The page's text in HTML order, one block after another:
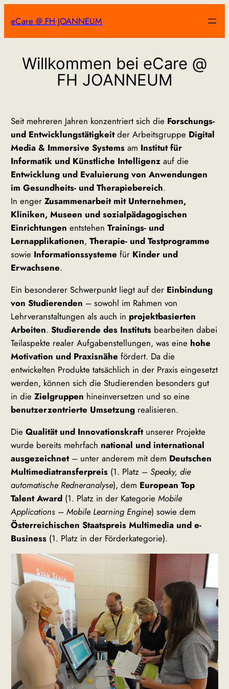
Inhalt
springen
eCare @ FH JOANNEUM
Willkommen bei eCare @
FH JOANNEUM
Seit mehreren Jahren konzentriert sich die Forschungs-
und Entwicklungstätigkeitder Arbeitsgruppe Digital
Media & Immersive Systems am Institut für
Informatik und Künstliche Intelligenz auf die
Entwicklung und Evaluierung von Anwendungen
im Gesundheits- und Therapiebereich.
In engerZusammenarbeit mit Unternehmen,
Kliniken, Museen und sozialpädagogischen
Einrichtungen entstehenTrainings- und
Lernapplikationen,Therapie- und Testprogramme
sowie Informationssysteme für Kinder und
Erwachsene.
Ein besonderer Schwerpunkt liegt auf der Einbindung
von Studierenden – sowohl im Rahmen von
Lehrveranstaltungen als auch in projektbasierten
Arbeiten.Studierende des Instituts bearbeiten dabei
Teilaspekte realer Aufgabenstellungen, was eine hohe
Motivation und Praxisnähe fördert. Da die
entwickelten Produkte tatsächlich in der Praxis eingesetzt
werden, können sich die Studierenden besonders gut
in dieZielgruppen hineinversetzen und so eine
benutzerzentrierte Umsetzung realisieren.
DieQualität und Innovationskraftunserer Projekte
wurde bereits mehrfach national und international
ausgezeichnet– unter anderem mit dem Deutschen
Multimediatransferpreis (1. Platz –Speaky, die
automatische Redneranalyse), dem European Top
Talent Award (1. Platz in der KategorieMobile
Applications –Mobile Learning Engine) sowie dem
Österreichischen Staatspreis Multimedia und e-
Business (1. Platz in der Förderkategorie).